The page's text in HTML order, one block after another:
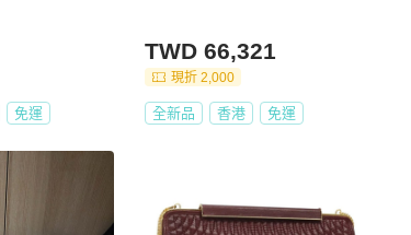
免運
TWD 66,321
現折 2,000
全新品 香港 免運